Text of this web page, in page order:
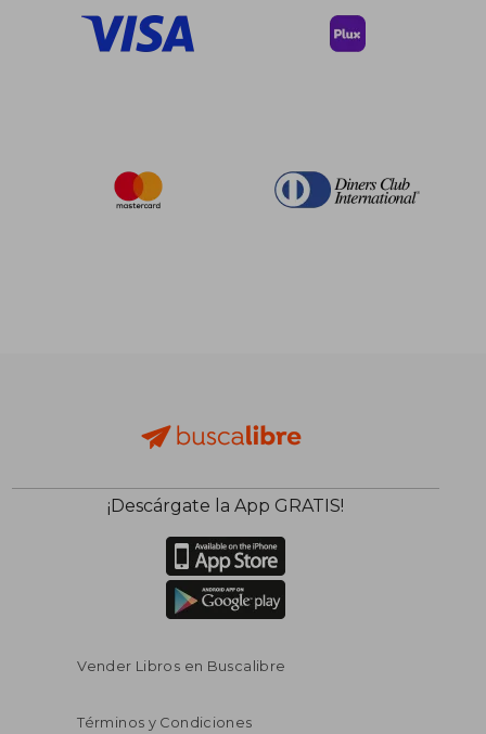
¡Descárgate la App GRATIS!
Vender Libros en Buscalibre
Términos y Condiciones